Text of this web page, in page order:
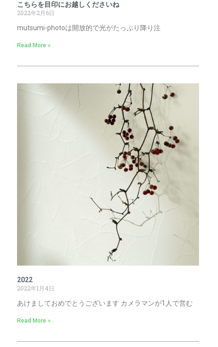
こちらを目印にお越しくださいね
2022年2月6日
mutsumi-photoは開放的で光がたっぷり降り注
Read More »
2022
2022年1月4日
あけましておめでとうございます カメラマンが1人で営む
Read More »